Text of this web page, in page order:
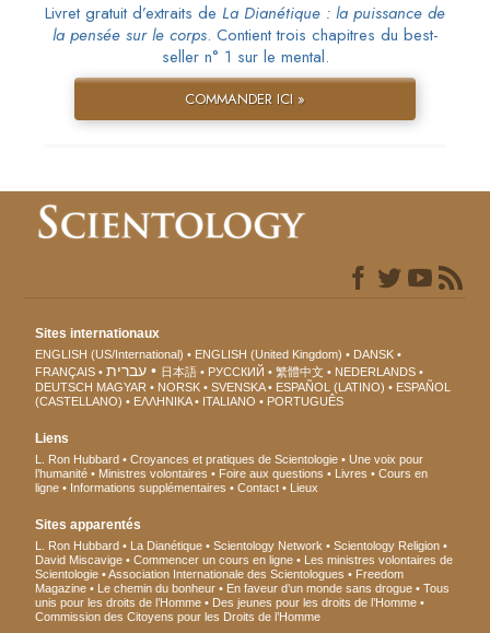
Livret gratuit d’extraits de La Dianétique : la puissance de
la pensée sur le corps. Contient trois chapitres du best-
seller n° 1 sur le mental.
COMMANDER ICI »
Sites internationaux
ENGLISH (US/International) ENGLISH (United Kingdom)
DANSK
FRANÇAIS
עברית 日本語 РУССКИЙ 繁體中文
NEDERLANDS
DEUTSCH MAGYAR NORSK SVENSKA ESPAÑOL (LATINO)
ESPAÑOL
(CASTELLANO)
ΕΛΛΗΝΙΚA ITALIANO PORTUGUÊS
Liens
L. Ron Hubbard Croyances et pratiques de Scientologie
Une voix pour
l’humanité
Ministres volontaires Foire aux questions Livres
Cours en
ligne
Informations supplémentaires Contact Lieux
Sites apparentés
L. Ron Hubbard La Dianétique Scientology Network
Scientology Religion
David Miscavige
Commencer un cours en ligne
Les ministres volontaires de
Scientologie
Association Internationale des Scientologues
Freedom
Magazine
Le chemin du bonheur En faveur d’un monde sans drogue
Tous
unis pour les droits de l’Homme
Des jeunes pour les droits de l’Homme
Commission des Citoyens pour les Droits de l’Homme